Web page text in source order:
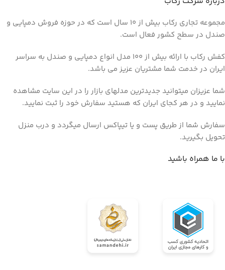
مجموعه تجاری رکاب بیش از 10 سال است که در حوزه فروش دمپایی و
صندل در سطح کشور فعال است.
کفش رکاب با ارائه بیش از 100 مدل انواع دمپایی و صندل به سراسر
ایران در خدمت شما مشتریان عزیز می باشد.
شما عزیزان میتوانید جدیدترین مدلهای بازار را در این سایت مشاهده
نمایید و در هر کجای ایران که هستید سفارش خود را ثبت نمایید.
سفارش شما از طریق پست و یا تیپاکس ارسال میگردد و درب منزل
تحویل بگیرید.
با ما همراه باشید